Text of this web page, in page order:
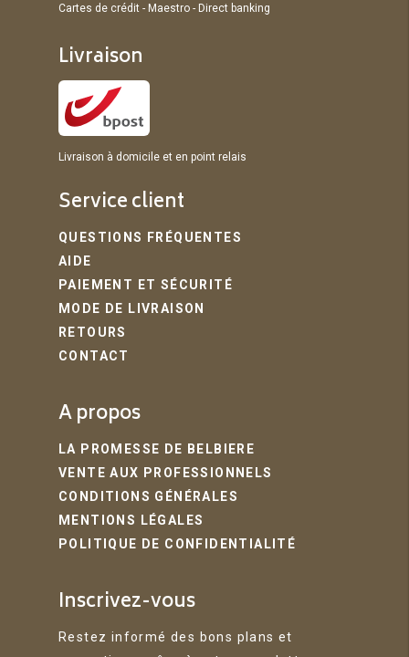
Cartes de crédit - Maestro - Direct banking
Livraison
Livraison à domicile et en point relais
Service client
QUESTIONS FRÉQUENTES
AIDE
PAIEMENT ET SÉCURITÉ
MODE DE LIVRAISON
RETOURS
CONTACT
A propos
LA PROMESSE DE BELBIERE
VENTE AUX PROFESSIONNELS
CONDITIONS GÉNÉRALES
MENTIONS LÉGALES
POLITIQUE DE CONFIDENTIALITÉ
Inscrivez-vous
Restez informé des bons plans et